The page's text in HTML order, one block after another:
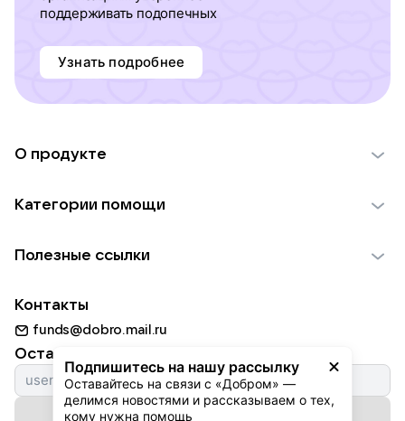
поддерживать подопечных
Узнать подробнее
Подпишитесь на нашу рассылку
Оставайтесь на связи с «Добром» —
делимся новостями и рассказываем о тех,
кому нужна помощь
О продукте
Использование материалов
Для НКО
Партнерам
Категории помощи
Пожилым
Животным
Природе
Культуре
Фондам
Полезные ссылки
Добрый день
Истории
Автоплатежи
Контакты
funds@dobro.mail.ru
Оставайтесь с нами
Подписаться на рассылку